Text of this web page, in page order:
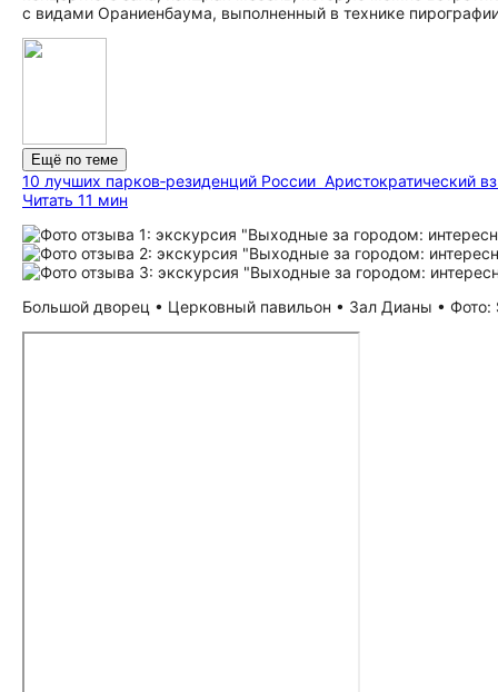
с видами Ораниенбаума, выполненный в технике
Ещё по теме
10 лучших парков‑резиденций России Аристократический
Читать 11 мин
Большой дворец • Церковный павильон • Зал Дианы • Фото: